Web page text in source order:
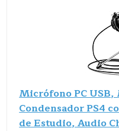
Micrófono PC
Condensador PS4
de Estudio, Audio